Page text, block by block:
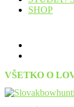
SHOP
VŠETKO O